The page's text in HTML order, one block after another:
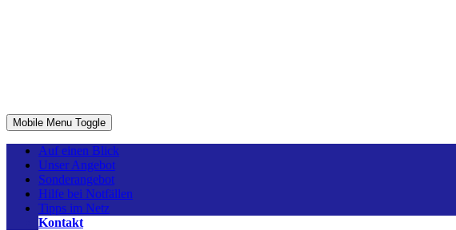
Map
Mobile Menu Toggle
Auf einen Blick
Unser Angebot
Sonderangebot
Hilfe bei Notfällen
Tipps im Netz
Kontakt